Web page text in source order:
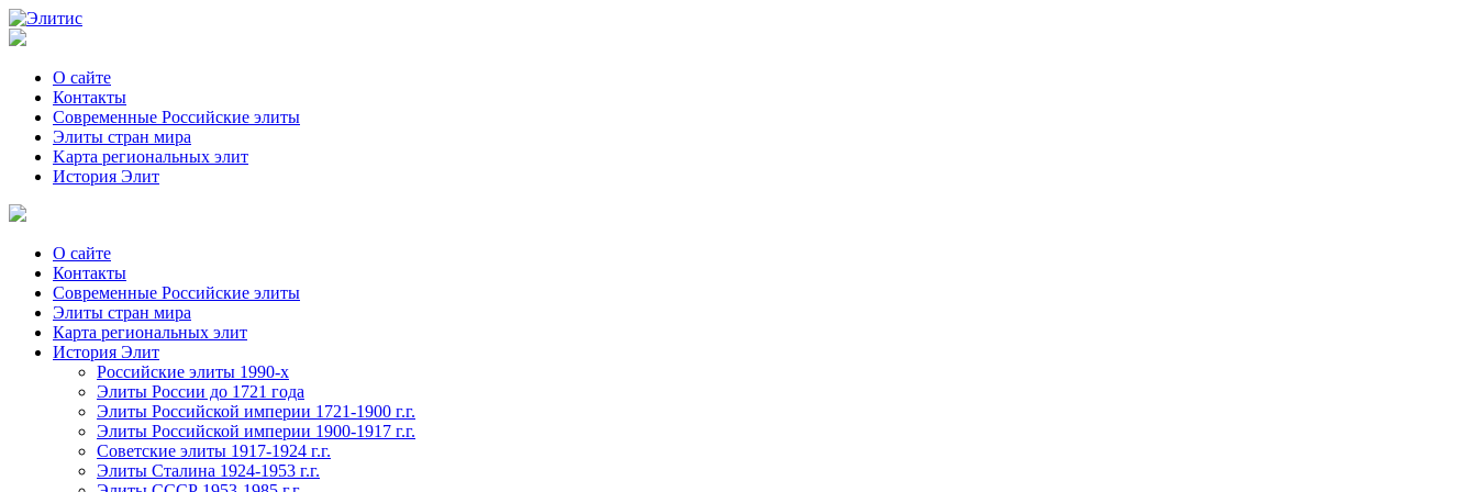
О сайте
Контакты
Современные Российские элиты
Элиты стран мира
Kартa региональных элит
История Элит
О сайте
Контакты
Современные Российские элиты
Элиты стран мира
Картa региональных элит
История Элит
Российские элиты 1990-х
Элиты России до 1721 года
Элиты Российской империи 1721-1900 г.г.
Элиты Российской империи 1900-1917 г.г.
Советские элиты 1917-1924 г.г.
Элиты Сталина 1924-1953 г.г.